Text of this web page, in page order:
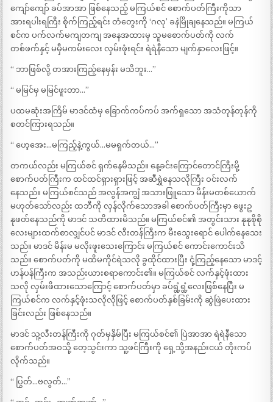
ကျော်ကျော် ခပ်အာအာ ဖြစ်နေသည့် မကြယ်စင် စောက်ပတ်ကြီးကိုသာ
အားရပါးရကြီး စိုက်ကြည့်ရင်း တံတွေးကို ‘ဂလု’ ခနဲမြိုချနေသည်။ မကြယ်
စင်က ပက်လက်မကျတကျ အနေအထားမှ သူမစောက်ပတ်ကို လက်
တစ်ဖက်နှင့် မမှီမကမ်းလေး လှမ်းဖုံးရင်း ရဲရဲနီသော မျက်နှာလေးဖြင့်။
“ ဘာဖြစ်လို့ တအားကြည့်နေမှန်း မသိဘူး…”
“ မမြင်မှ မမြင်ဖူးတာ…”
ပထမဆုံးအကြိမ် မာဒင်ထံမှ ခြောက်ကပ်ကပ် အက်ရှသော အသံတုန်တုန်ကို
စတင်ကြားရသည်။
“ ဟေ့အေး…မကြည့်နဲ့ကွယ်…မမရှက်တယ်…”
တကယ်လည်း မကြယ်စင် ရှက်နေမိသည်။ နေ့ခင်းကြောင်တောင်ကြီးမို့
စောက်ပတ်ကြီးက ထင်ထင်ရှားရှားဖြင့် အဆီရွှဲနေသလိုကြီး ဝင်းလက်
နေသည်။ မကြယ်စင်သည် အလွန်အကျွံ အသားဖြူသော မိန်းမတစ်ယောက်
မဟုတ်သော်လည်း ထဘီကို လှန်လိုက်သောအခါ စောက်ပတ်ကြီးမှာ ဖွေးဥ
နုဖတ်နေသည်ကို မာဒင် သတိထားမိသည်။ မကြယ်စင်၏ အတွင်းသား နုနုစိုစို
လေးများထက်စာလျှင်ပင် မာဒင် လီးတန်ကြီးက မီးသွေးရောင် ပေါက်နေသေး
သည်။ မာဒင် မိန်းမ မလိုးဖူးသေးကြောင်း မကြယ်စင် ကောင်းကောင်းသိ
သည်။ စောက်ပတ်ကို မထိမကိုင်ရဲသလို ခွထိုင်ထားပြီး ငုံ့ကြည့်နေသော မာဒင့်
ဟန်ပန်ကြီးက အသည်းယားစရာကောင်း၏။ မကြယ်စင် လက်နှင့်ဖုံးထား
သလို လှမ်းဖိထားသောကြောင့် စောက်ပတ်မှာ ခပ်ရွံ့ရွံ့လေးဖြစ်နေပြီး မ
ကြယ်စင်က လက်နှင့်ဖုံးသလိုလိုဖြင့် စောက်ပတ်နှစ်ခြမ်းကို ဆွဲဖြဲပေးထား
ခြင်းလည်း ဖြစ်နေသည်။
မာဒင် သူ့လီးတန်ကြီးကို ဂုတ်မှနှိမ်ပြီး မကြယ်စင်၏ ပြဲအာအာ ရဲရဲနီသော
စောက်ပတ်အဝသို့ တေ့သွင်းကာ သူ့ဖင်ကြီးကို ရှေ့သို့အနည်းငယ် တိုးကပ်
လိုက်သည်။
“ ပြွတ်…ဗလွတ်…”